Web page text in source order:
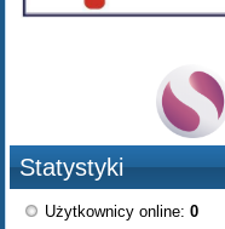
Statystyki
Użytkownicy online:0